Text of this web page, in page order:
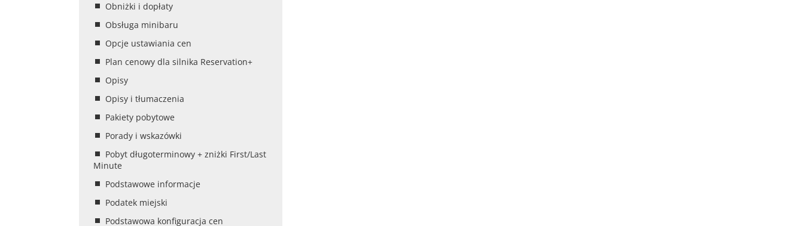
Obniżki i dopłaty
Obsługa minibaru
Opcje ustawiania cen
Plan cenowy dla silnika Reservation+
Opisy
Opisy i tłumaczenia
Pakiety pobytowe
Porady i wskazówki
Pobyt długoterminowy + zniżki First/Last
Minute
Podstawowe informacje
Podatek miejski
Podstawowa konfiguracja cen